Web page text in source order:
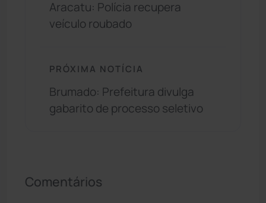
Aracatu: Polícia recupera
veículo roubado
PRÓXIMA NOTÍCIA
Brumado: Prefeitura divulga
gabarito de processo seletivo
Comentários